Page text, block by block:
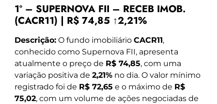
1º – SUPERNOVA FII – RECEB IMOB.
(CACR11) | R$ 74,85 ↑2,21%
Descrição: O fundo imobiliário CACR11,
conhecido como Supernova FII, apresenta
atualmente o preço de R$ 74,85, com uma
variação positiva de 2,21% no dia. O valor mínimo
registrado foi de R$ 72,65 e o máximo de R$
75,02, com um volume de ações negociadas de